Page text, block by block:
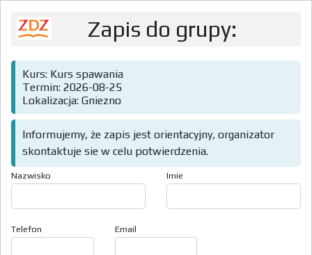
Zapis do grupy:
Kurs: Kurs spawania
Termin: 2026-08-25
Lokalizacja: Gniezno
Informujemy, że zapis jest orientacyjny, organizator
skontaktuje sie w celu potwierdzenia.
Nazwisko Imie
Telefon Email